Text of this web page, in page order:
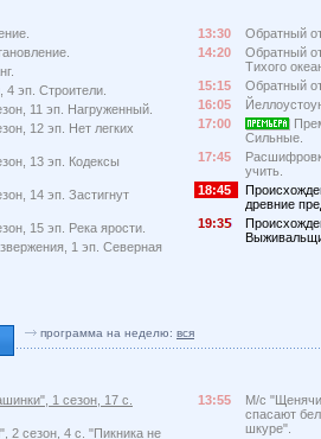
4 эп. Строители.
11 эп. Нагруженный.
12 эп. Нет легких
13 эп. Кодексы
14 эп. Застигнут
15 эп. Река ярости.
1 эп. Северная
13:30
Обратный
14:20
Обратный
Тихого
15:15
Обратный
16:05
17:00
Сильные.
17:45
учить.
18:45
древние
19:3
программа на неделю: вся
1 сезон, 17 с.
2 сезон, 4 с. "Пикника не
13:55
М/с
спасают
шкуре".